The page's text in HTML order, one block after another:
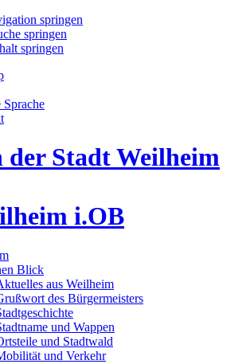
springen
springen
springen
i.OB
Blick
aus Weilheim
des Bürgermeisters
und Wappen
und Stadtwald
und Verkehr